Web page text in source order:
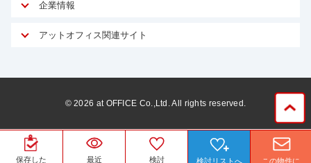
保存した 最近 検討 検討リストへ この物件に
オフィスお役立ちコラム
マイソク作成
物件情報から成約賃料を予測
リノベーション
サブリース
ビルを売却してビジネス拡大
内装に関するよくある質問
企業情報
WEBフォームからお問い合わせ
アットオフィス関連サイト
アットレジデンス
ビルアド
ベンチャー・フォーラム
©2026 at OFFICE Co.,Ltd. All rights reserved.